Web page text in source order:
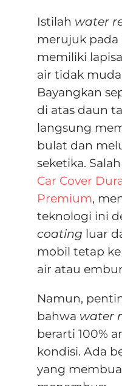
Istilah water
merujuk pada
memiliki
air tidak
Bayangkan
di atas daun
langsung
bulat dan
seketika.
Car Cover
Premium,
teknologi ini
coating luar
mobil tetap
air atau
Namun,
bahwa water
berarti 100%
kondisi. Ada
yang